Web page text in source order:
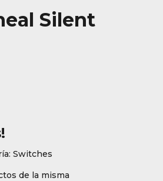
Silent
Switches
de la misma